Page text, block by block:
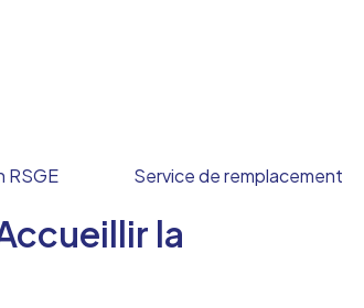
RSGE Service de remplacement
la